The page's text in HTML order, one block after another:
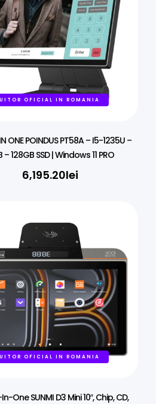
OFICIAL IN ROMANIA
ONE POINDUS PT58A – I5-1235U –
– 128GB SSD | Windows 11 PRO
6,195.20lei
OFICIAL IN ROMANIA
One SUNMI D3 Mini 10″, Chip, CD,